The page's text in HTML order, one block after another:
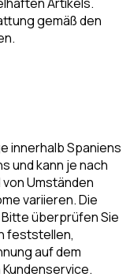
gemäß den
innerhalb Spaniens
und kann je nach
Umständen
variieren. Die
überprüfen Sie
feststellen,
auf dem